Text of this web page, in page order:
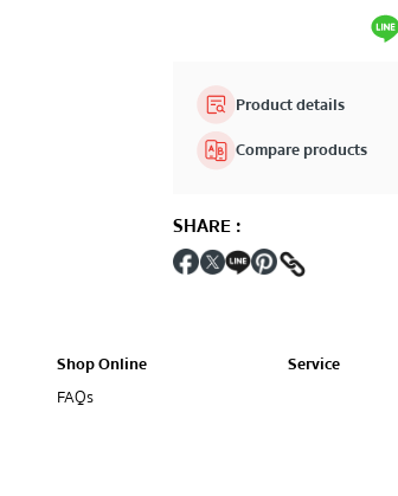
Product details
Compare products
SHARE:
Shop Online
FAQs
Service